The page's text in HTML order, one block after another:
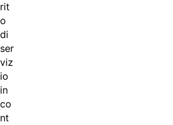
rit
o
di
ser
viz
io
in
co
nt